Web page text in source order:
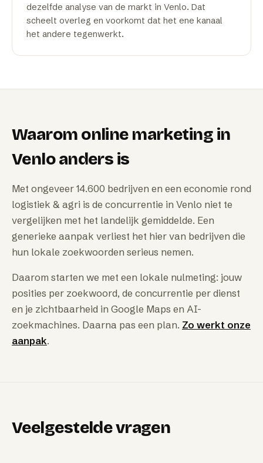
dezelfde analyse van de markt in Venlo. Dat
scheelt overleg en voorkomt dat het ene kanaal
het andere tegenwerkt.
Waarom online marketing in
Venloanders is
Met ongeveer 14.600 bedrijven en een economie rond
logistiek & agri is de concurrentie in Venlo niet te
vergelijken met het landelijk gemiddelde. Een
generieke aanpak verliest het hier van bedrijven die
hun lokale zoekwoorden serieus nemen.
Daarom starten we met een lokale nulmeting: jouw
posities per zoekwoord, de concurrentie per dienst
en je zichtbaarheid in Google Maps en AI-
zoekmachines. Daarna pas een plan. Zo werkt onze
aanpak.
Veelgestelde vragen